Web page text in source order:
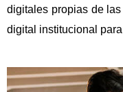
digitales propias de
digital institucional